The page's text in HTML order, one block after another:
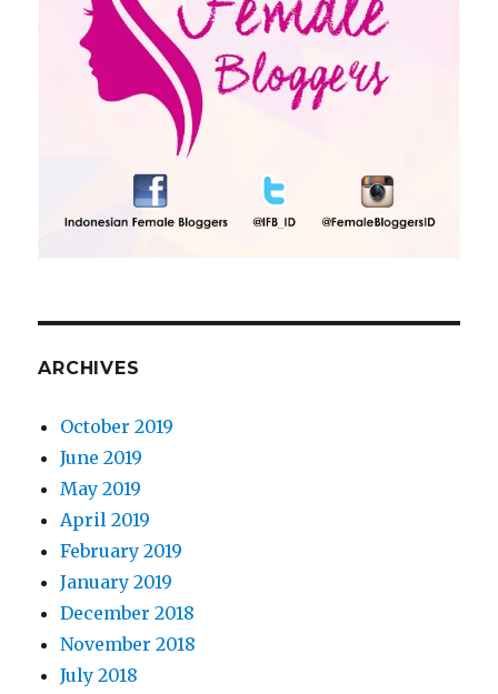
ARCHIVES
October 2019
June 2019
May 2019
April 2019
February 2019
January 2019
December 2018
November 2018
July 2018